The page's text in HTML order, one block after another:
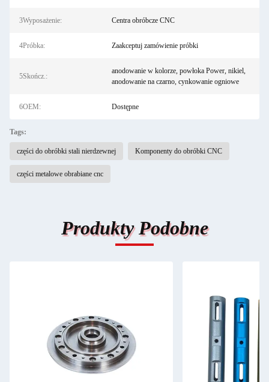
3Wyposażenie: Centra obróbcze CNC
4Próbka: Zaakceptuj zamówienie próbki
5Skończ.:
anodowanie w kolorze, powłoka Power, nikiel,
anodowanie na czarno, cynkowanie ogniowe
6OEM: Dostępne
Tags:
części do obróbki stali nierdzewnej Komponenty do obróbki CNC
części metalowe obrabiane cnc
Produkty Podobne